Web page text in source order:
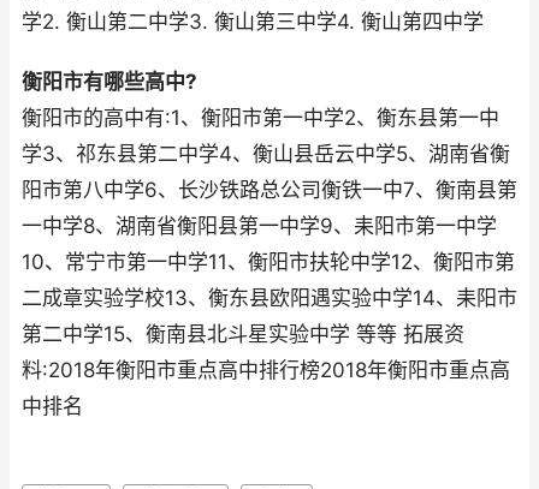
学2. 衡山第二中学3. 衡山第三中学4. 衡山第四中学
衡阳市有哪些高中?
衡阳市的高中有:1、衡阳市第一中学2、衡东县第一中
学3、祁东县第二中学4、衡山县岳云中学5、湖南省衡
阳市第八中学6、长沙铁路总公司衡铁一中7、衡南县第
一中学8、湖南省衡阳县第一中学9、耒阳市第一中学
10、常宁市第一中学11、衡阳市扶轮中学12、衡阳市第
二成章实验学校13、衡东县欧阳遇实验中学14、耒阳市
第二中学15、衡南县北斗星实验中学 等等 拓展资
料:2018年衡阳市重点高中排行榜2018年衡阳市重点高
中排名